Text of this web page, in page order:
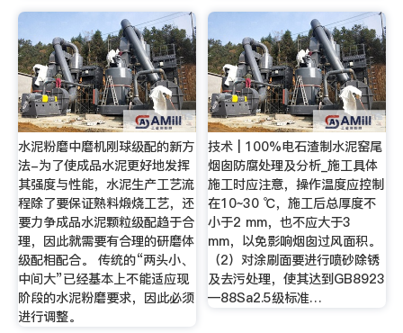
水泥粉磨中磨机刚球级配的新方
法-为了使成品水泥更好地发挥
其强度与性能，水泥生产工艺流
程除了要保证熟料煅烧工艺，还
要力争成品水泥颗粒级配趋于合
理，因此就需要有合理的研磨体
级配相配合。 传统的“两头小、
中间大”已经基本上不能适应现
阶段的水泥粉磨要求，因此必须
进行调整。
技术 | 100%电石渣制水泥窑尾
烟囱防腐处理及分析_施工具体
施工时应注意，操作温度应控制
在10~30 ℃，施工后总厚度不
小于2 mm，也不应大于3
mm，以免影响烟囱过风面积。
（2）对涂刷面要进行喷砂除锈
及去污处理，使其达到GB8923
—88Sa2.5级标准…